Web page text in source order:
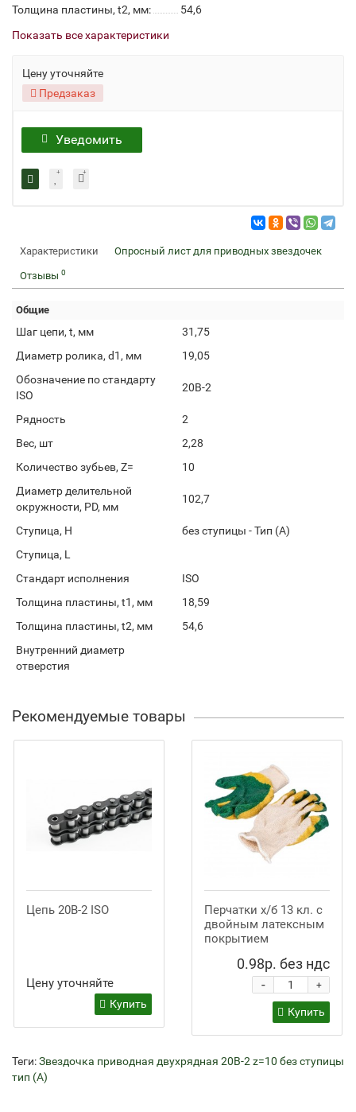
Толщина пластины, t2, мм:
54,6
Показать все характеристики
Цену уточняйте
Предзаказ
Уведомить
Характеристики Опросный лист для приводных звездочек
Отзывы 0
Общие
Шаг цепи, t, мм
31,75
Диаметр ролика, d1, мм
19,05
Обозначение по стандарту
ISO
20B-2
Рядность
2
Вес, шт
2,28
Количество зубьев, Z=
10
Диаметр делительной
окружности, PD, мм
102,7
Ступица, H
без ступицы - Тип (А)
Ступица, L
Стандарт исполнения
ISO
Толщина пластины, t1, мм
18,59
Толщина пластины, t2, мм
54,6
Внутренний диаметр
отверстия
Рекомендуемые товары
Цепь 20B-2 ISO
Цену уточняйте
Купить
Перчатки х/б 13 кл. с
двойным латексным
покрытием
0.98р. без ндс
+
-
Купить
Теги:Звездочка приводная двухрядная 20B-2 z=10 без ступицы
тип (А)